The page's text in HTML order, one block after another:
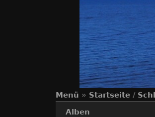
Menü » Startseite /
Alben